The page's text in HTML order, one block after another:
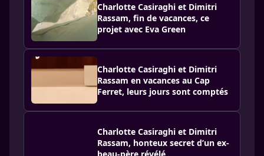
Charlotte Casiraghi et Dimitri
Rassam, fin de vacances, ce
projet avec Eva Green
Charlotte Casiraghi et Dimitri
Rassam en vacances au Cap
Ferret, leurs jours sont comptés
Charlotte Casiraghi et Dimitri
Rassam, honteux secret d’un ex-
beau-père révélé